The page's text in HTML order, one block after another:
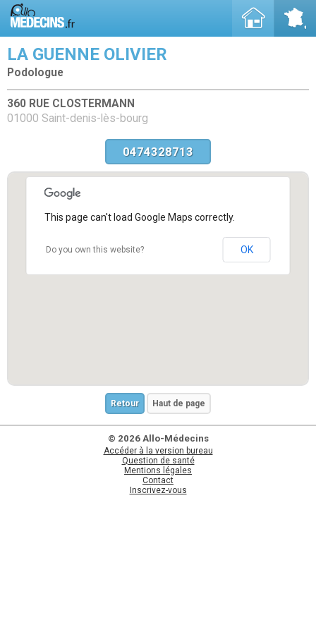
LA GUENNE OLIVIER
Podologue
360 RUE CLOSTERMANN
01000 Saint-denis-lès-bourg
0474328713
This page can't load Google Maps correctly.
Do you own this website? OK
Retour Haut de page
© 2026 Allo-Médecins
Accéder à la version bureau
Question de santé
Mentions légales
Contact
Inscrivez-vous